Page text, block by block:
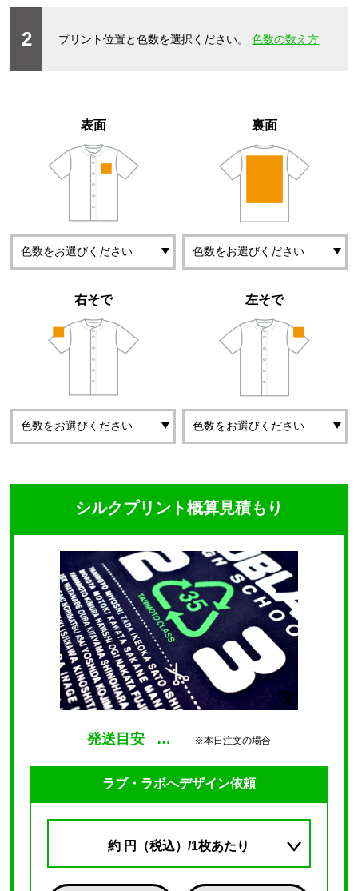
2 プリント位置と色数を選択ください。色数の数え方
表面 裏面
右そで 左そで
シルクプリント概算見積もり
発送目安 … ※本日注文の場合
ラブ・ラボへデザイン依頼
約 円（税込）/1枚あたり